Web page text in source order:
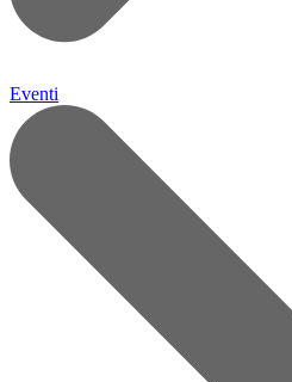
Eventi